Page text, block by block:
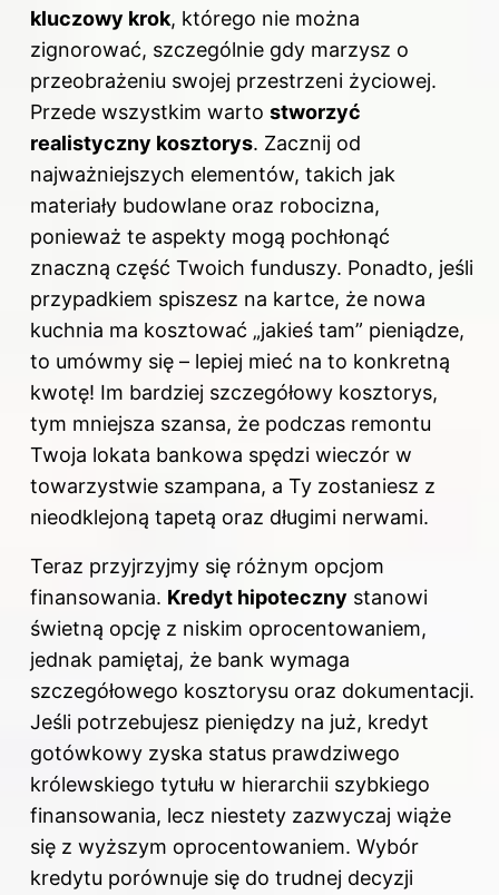
kluczowy krok, którego nie można
zignorować, szczególnie gdy marzysz o
przeobrażeniu swojej przestrzeni życiowej.
Przede wszystkim warto stworzyć
realistyczny kosztorys. Zacznij od
najważniejszych elementów, takich jak
materiały budowlane oraz robocizna,
ponieważ te aspekty mogą pochłonąć
znaczną część Twoich funduszy. Ponadto, jeśli
przypadkiem spiszesz na kartce, że nowa
kuchnia ma kosztować „jakieś tam” pieniądze,
to umówmy się – lepiej mieć na to konkretną
kwotę! Im bardziej szczegółowy kosztorys,
tym mniejsza szansa, że podczas remontu
Twoja lokata bankowa spędzi wieczór w
towarzystwie szampana, a Ty zostaniesz z
nieodklejoną tapetą oraz długimi nerwami.
Teraz przyjrzyjmy się różnym opcjom
finansowania. Kredyt hipoteczny stanowi
świetną opcję z niskim oprocentowaniem,
jednak pamiętaj, że bank wymaga
szczegółowego kosztorysu oraz dokumentacji.
Jeśli potrzebujesz pieniędzy na już, kredyt
gotówkowy zyska status prawdziwego
królewskiego tytułu w hierarchii szybkiego
finansowania, lecz niestety zazwyczaj wiąże
się z wyższym oprocentowaniem. Wybór
kredytu porównuje się do trudnej decyzji